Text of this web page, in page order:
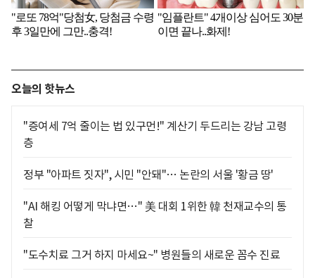
오늘의 핫뉴스
"증여세 7억 줄이는 법 있구먼!" 계산기 두드리는 강남 고령
층
정부 "아파트 짓자", 시민 "안돼"… 논란의 서울 '황금 땅'
"AI 해킹 어떻게 막냐면…" 美 대회 1위한 韓 천재교수의 통
찰
"도수치료 그거 하지 마세요~" 병원들의 새로운 꼼수 진료